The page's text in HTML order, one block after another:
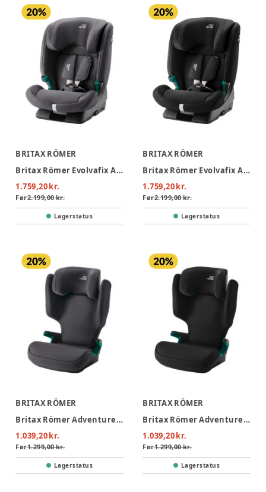
BRITAX RÖMER
Britax Römer Evolvafix Autostol - Midnight Grey
1.759,20 kr.
Før2.199,00 kr.
Lagerstatus
BRITAX RÖMER
Britax Römer Evolvafix Autostol - Space Black
1.759,20 kr.
Før2.199,00 kr.
Lagerstatus
BRITAX RÖMER
Britax Römer Adventure Plus 2 Autostol - Midnight Grey
1.039,20 kr.
Før1.299,00 kr.
Lagerstatus
BRITAX RÖMER
Britax Römer Adventure Plus 2 Autostol - Space Black
1.039,20 kr.
Før1.299,00 kr.
Lagerstatus